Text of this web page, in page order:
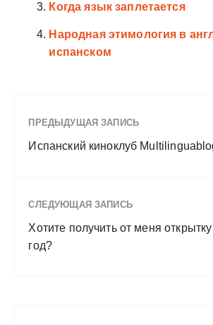
Когда язык заплетается
Народная этимология в
испанском
ПРЕДЫДУЩАЯ ЗАПИСЬ
Испанский киноклуб
СЛЕДУЮЩАЯ ЗАПИСЬ
Хотите получить от меня
год?